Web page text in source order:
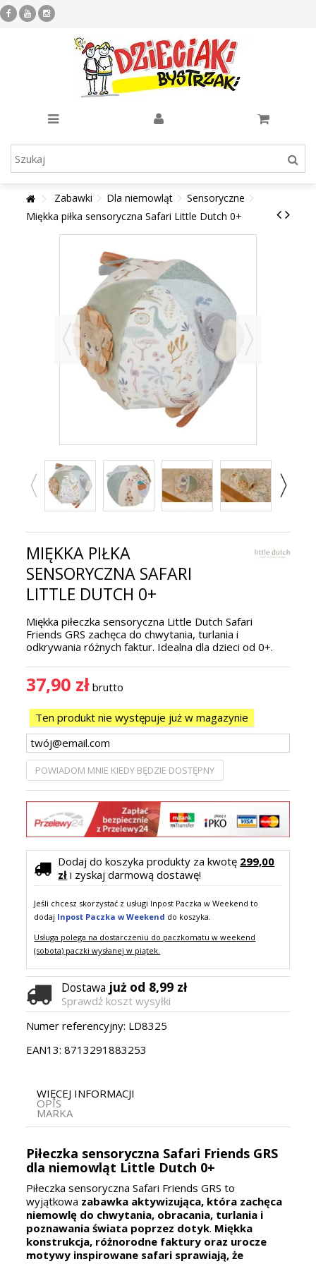
Zabawki Dla niemowląt
Sensoryczne
Miękka piłka sensoryczna Safari Little Dutch 0+
MIĘKKA PIŁKA
SENSORYCZNA SAFARI
LITTLE DUTCH 0+
Miękka piłeczka sensoryczna Little Dutch Safari
Friends GRS zachęca do chwytania, turlania i
odkrywania różnych faktur. Idealna dla dzieci od 0+.
37,90 zł brutto
Ten produkt nie występuje już w magazynie
POWIADOM MNIE KIEDY BĘDZIE DOSTĘPNY
Dodaj do koszyka produkty za kwotę 299,00
zł i zyskaj darmową dostawę!
Jeśli chcesz skorzystać z usługi Inpost Paczka w Weekend to
dodaj Inpost Paczka w Weekend do koszyka.
Usługa polega na dostarczeniu do paczkomatu w weekend
(sobota) paczki wysłanej w piątek.
Dostawa już od 8,99 zł
Sprawdź koszt wysyłki
Numer referencyjny: LD8325
EAN13: 8713291883253
WIĘCEJ INFORMACJI
OPIS
MARKA
Piłeczka sensoryczna Safari Friends GRS
dla niemowląt Little Dutch 0+
Piłeczka sensoryczna Safari Friends GRS to
wyjątkowa zabawka aktywizująca, która zachęca
niemowlę do chwytania, obracania, turlania i
poznawania świata poprzez dotyk. Miękka
konstrukcja, różnorodne faktury oraz urocze
motywy inspirowane safari sprawiają, że